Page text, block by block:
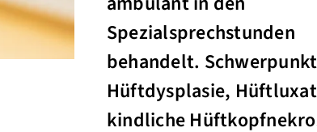
Spezialsprechstunden
behandelt.
Hüftdysplasie,
kindliche